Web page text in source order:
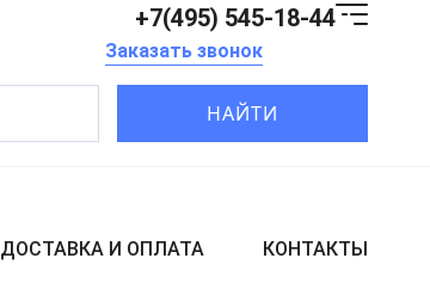
+7(495) 545-18-44
Заказать звонок
НАЙТИ
ДОСТАВКА И ОПЛАТА КОНТАКТЫ